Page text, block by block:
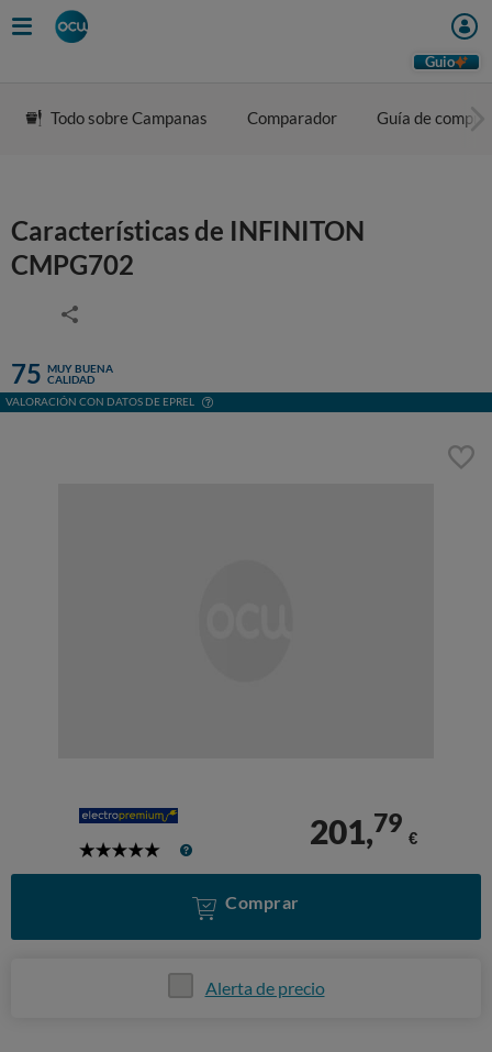
Guio
Todo sobre Campanas Comparador Guía de compra
Características de INFINITON
CMPG702
75 MUY BUENA
CALIDAD
VALORACIÓN CON DATOS DE EPREL
5
201,79
€
Comprar
Alerta de precio